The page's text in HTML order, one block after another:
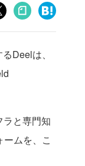
Deelは、
と専門知
ムを、こ